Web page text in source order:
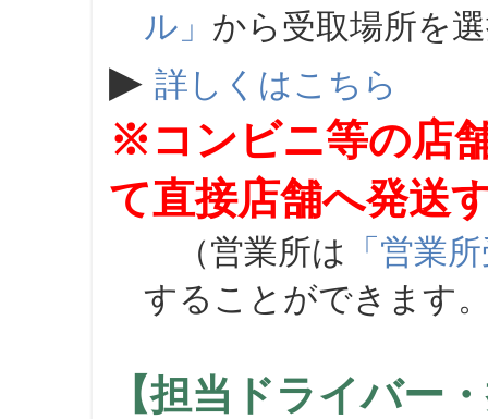
ル」 から受取場所を
▶ 詳しくはこちら
※コンビニ等の店
て直接店舗へ発送
（営業所は 「営業
することができます
【担当ドライバー